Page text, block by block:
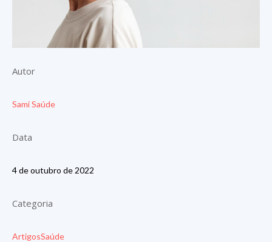
Autor
Sami Saúde
Data
4 de outubro de 2022
Categoria
ArtigosSaúde